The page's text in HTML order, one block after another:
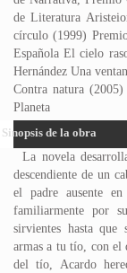
de Literatura
círculo (1999)
Española El cielo
Hernández Una
Contra natura
Planeta
Sinopsis de la obra
La novela
descendiente de un
el padre ausente
familiarmente por
sirvientes hasta que
armas a tu tío, con el
del tío, Acardo